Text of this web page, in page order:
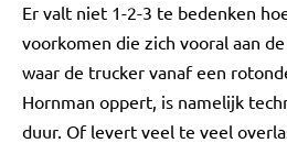
Er valt niet 1-2-3 te bedenken
voorkomen die zich vooral aan
waar de trucker vanaf een
Hornman oppert, is namelijk
duur. Of levert veel te veel